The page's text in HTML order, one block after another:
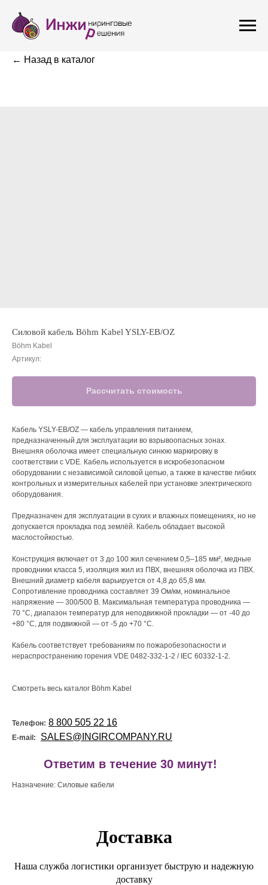
← Назад в каталог
Силовой кабель Böhm Kabel YSLY-EB/OZ
Böhm Kabel
Артикул:
Рассчитать стоимость
Кабель YSLY-EB/OZ — кабель управления питанием,
предназначенный для эксплуатации во взрывоопасных зонах.
Внешняя оболочка имеет специальную синюю маркировку в
соответствии с VDE. Кабель используется в искробезопасном
оборудовании с независимой силовой цепью, а также в качестве гибких
контрольных и измерительных кабелей при установке электрического
оборудования.
Предназначен для эксплуатации в сухих и влажных помещениях, но не
допускается прокладка под землёй. Кабель обладает высокой
маслостойкостью.
Конструкция включает от 3 до 100 жил сечением 0,5–185 мм², медные
проводники класса 5, изоляция жил из ПВХ, внешняя оболочка из ПВХ.
Внешний диаметр кабеля варьируется от 4,8 до 65,8 мм.
Сопротивление проводника составляет 39 Ом/км, номинальное
напряжение — 300/500 В. Максимальная температура проводника —
70 °C, диапазон температур для неподвижной прокладки — от -40 до
+80 °C, для подвижной — от -5 до +70 °C.
Кабель соответствует требованиям по пожаробезопасности и
нераспространению горения VDE 0482-332-1-2 / IEC 60332-1-2.
Смотреть весь каталог Böhm Kabel
Телефон: 8 800 505 22 16
E-mail: SALES@INGIRCOMPANY.RU
Ответим в течение 30 минут!
Назначение: Силовые кабели
Доставка
Наша служба логистики организует быструю и надежную
доставку